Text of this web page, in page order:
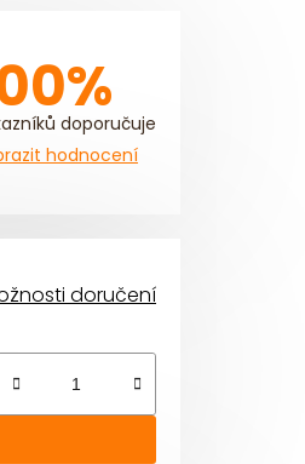
doporučuje
hodnocení
doručení